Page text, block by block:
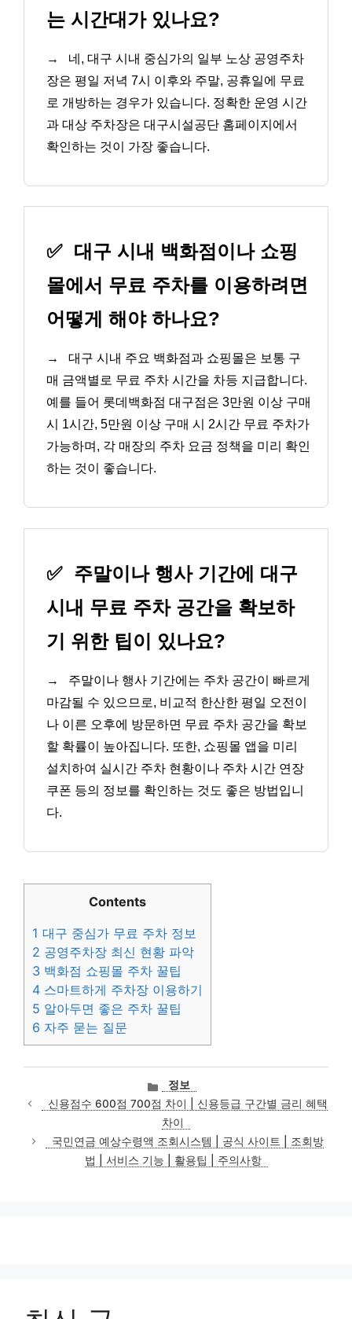
는 시간대가 있나요?
→
네, 대구 시내 중심가의 일부 노상 공영주차
장은 평일 저녁 7시 이후와 주말, 공휴일에 무료
로 개방하는 경우가 있습니다. 정확한 운영 시간
과 대상 주차장은 대구시설공단 홈페이지에서
확인하는 것이 가장 좋습니다.
✅ 대구 시내 백화점이나 쇼핑
몰에서 무료 주차를 이용하려면
어떻게 해야 하나요?
→
대구 시내 주요 백화점과 쇼핑몰은 보통 구
매 금액별로 무료 주차 시간을 차등 지급합니다.
예를 들어 롯데백화점 대구점은 3만원 이상 구매
시 1시간, 5만원 이상 구매 시 2시간 무료 주차가
가능하며, 각 매장의 주차 요금 정책을 미리 확인
하는 것이 좋습니다.
✅ 주말이나 행사 기간에 대구
시내 무료 주차 공간을 확보하
기 위한 팁이 있나요?
→
주말이나 행사 기간에는 주차 공간이 빠르게
마감될 수 있으므로, 비교적 한산한 평일 오전이
나 이른 오후에 방문하면 무료 주차 공간을 확보
할 확률이 높아집니다. 또한, 쇼핑몰 앱을 미리
설치하여 실시간 주차 현황이나 주차 시간 연장
쿠폰 등의 정보를 확인하는 것도 좋은 방법입니
다.
Contents
1 대구 중심가 무료 주차 정보
2 공영주차장 최신 현황 파악
3 백화점 쇼핑몰 주차 꿀팁
4 스마트하게 주차장 이용하기
5 알아두면 좋은 주차 꿀팁
6 자주 묻는 질문
카
테
고
리
정보
신용점수 600점 700점 차이 | 신용등급 구간별 금리 혜택
차이
국민연금 예상수령액 조회시스템 | 공식 사이트 | 조회방
법 | 서비스 기능 | 활용팁 | 주의사항